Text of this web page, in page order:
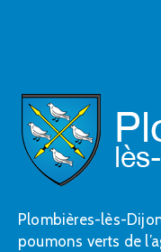
Plombières-lès-
poumons verts de